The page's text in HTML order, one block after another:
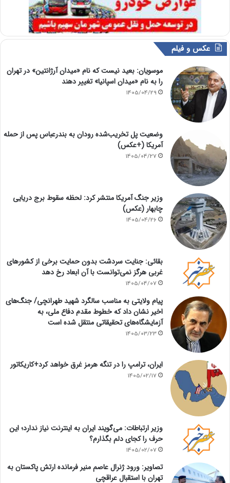
عکس و فیلم
موسویان: بعید نیست که نام «میدان آرژانتین» در تهران
را به نام «میدان اسپانیا» تغییر دهند
1405/04/29
وضعیت پل تخریب‌شده رودان به بندرعباس پس از حمله
آمریکا (+عکس)
1405/04/27
وزیر جنگ آمریکا منتشر کرد: لحظه سقوط برج دریایی
چابهار (عکس)
1405/04/26
بقائی: جنایت سردشت بدون حمایت برخی از کشورهای
غربی هرگز نمی‌توانست با آن ابعاد رخ دهد
1405/04/07
پیام ولایتی به مناسب سالگرد شهید طهرانچی/ جنگ‌های
اخیر نشان داد که خطوط مقدم دفاع ملی، به
آزمایشگاه‌های تحقیقاتی منتقل شده است
1405/03/23
ایران، ترامپ را در تنگه هرمز غرق خواهد کرد+کاریکاتور
1405/02/17
وزیر ارتباطات: می‌گویند ایران به اینترنت نیاز ندارد؛ این
حرف را کجای دلم بگذارم؟
1405/02/07
تصاویر: ورود ژنرال عاصم منیر فرمانده ارتش پاکستان به
تهران با استقبال عراقچی